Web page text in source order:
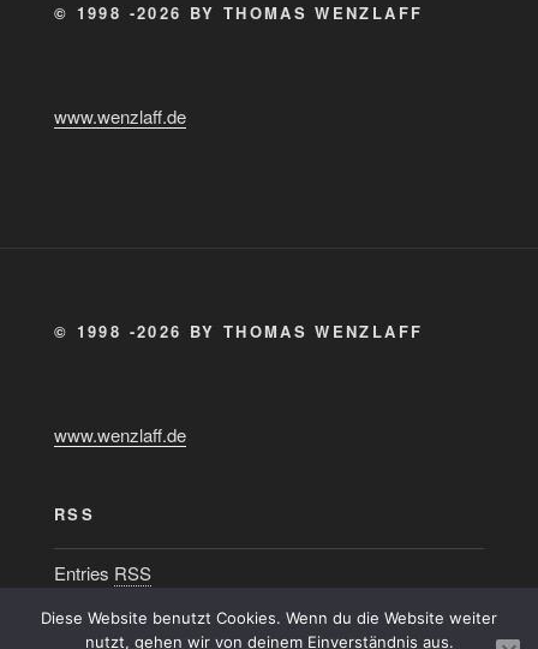
© 1998 -2026 BY THOMAS WENZLAFF
www.wenzlaff.de
© 1998 -2026 BY THOMAS WENZLAFF
www.wenzlaff.de
RSS
Entries RSS
Diese Website benutzt Cookies. Wenn du die Website weiter
nutzt, gehen wir von deinem Einverständnis aus.